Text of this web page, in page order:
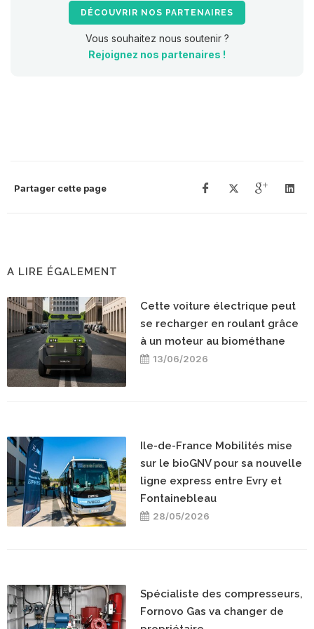
DÉCOUVRIR NOS PARTENAIRES
Vous souhaitez nous soutenir ?
Rejoignez nos partenaires !
Partager cette page
A LIRE ÉGALEMENT
Cette voiture électrique peut
se recharger en roulant grâce
à un moteur au biométhane
13/06/2026
Ile-de-France Mobilités mise
sur le bioGNV pour sa nouvelle
ligne express entre Evry et
Fontainebleau
28/05/2026
Spécialiste des compresseurs,
Fornovo Gas va changer de